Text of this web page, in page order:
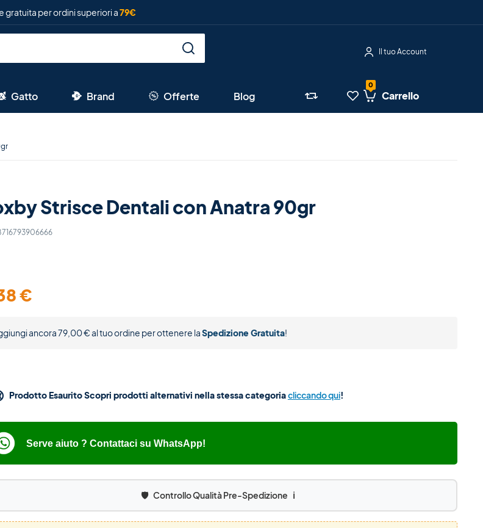
gratuita per ordini superiori a79€
Il tuo Account
Gatto Brand Offerte Blog Carrello
Strisce Dentali con Anatra 90gr
€
ancora79,00€al tuo ordine per ottenere laSpedizione Gratuita!
Prodotto Esaurito Scopri prodotti alternativi nella stessa categoriacliccando qui!
Serve aiuto ? Contattaci su WhatsApp!
🛡️ Controllo Qualità Pre-Spedizione ℹ️